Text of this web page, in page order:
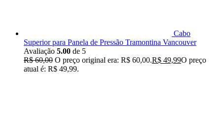
Cabo
Superior para Panela de Pressão Tramontina Vancouver
Avaliação 5.00 de 5
R$60,00 O preço original era: R$ 60,00.R$ 49,99O preço
atual é: R$ 49,99.